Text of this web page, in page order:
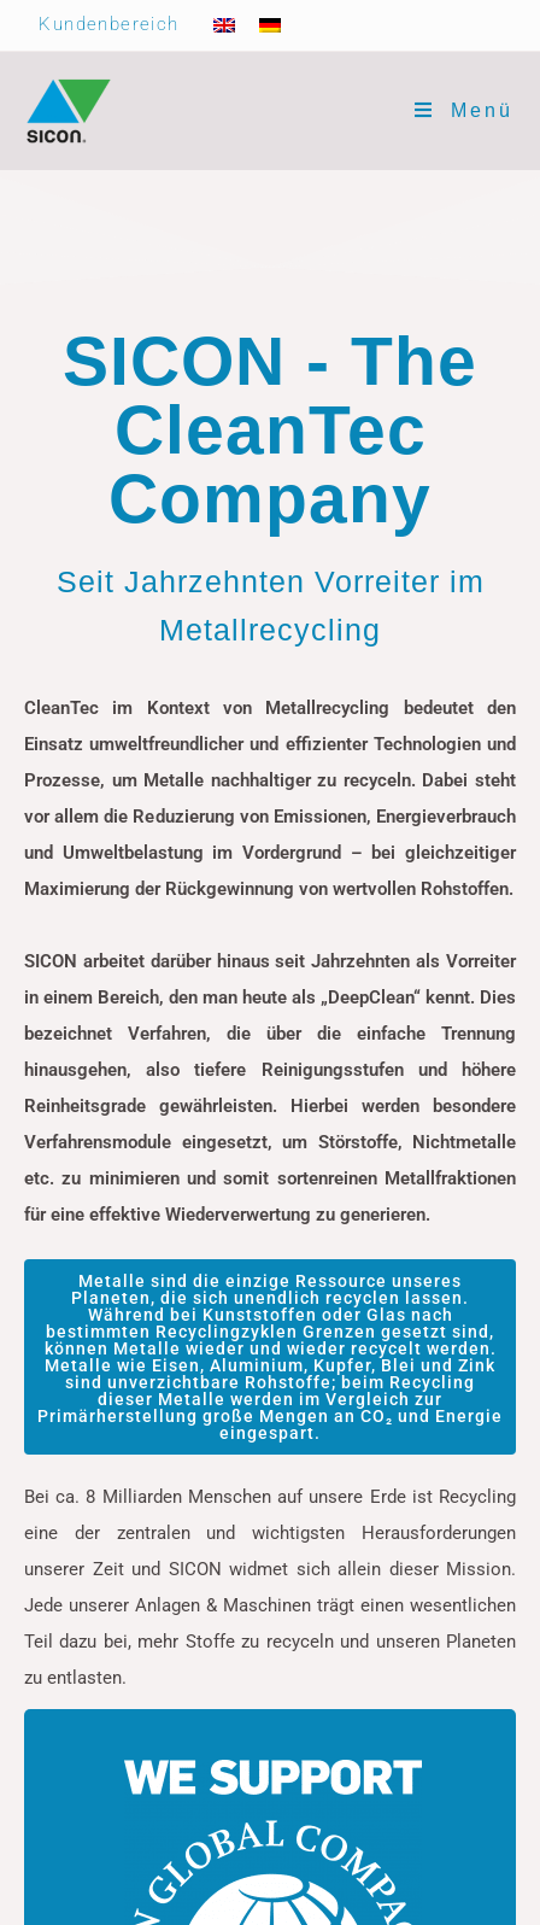
Kundenbereich
Menü
SICON - The
CleanTec
Company
Seit Jahrzehnten Vorreiter im
Metallrecycling
CleanTec im Kontext von Metallrecycling bedeutet den
Einsatz umweltfreundlicher und effizienter Technologien und
Prozesse, um Metalle nachhaltiger zu recyceln. Dabei steht
vor allem die Reduzierung von Emissionen, Energieverbrauch
und Umweltbelastung im Vordergrund – bei gleichzeitiger
Maximierung der Rückgewinnung von wertvollen Rohstoffen.
SICON arbeitet darüber hinaus seit Jahrzehnten als Vorreiter
in einem Bereich, den man heute als „DeepClean“ kennt. Dies
bezeichnet Verfahren, die über die einfache Trennung
hinausgehen, also tiefere Reinigungsstufen und höhere
Reinheitsgrade gewährleisten. Hierbei werden besondere
Verfahrensmodule eingesetzt, um Störstoffe, Nichtmetalle
etc. zu minimieren und somit sortenreinen Metallfraktionen
für eine effektive Wiederverwertung zu generieren.
Metalle sind die einzige Ressource unseres
Planeten, die sich unendlich recyclen lassen.
Während bei Kunststoffen oder Glas nach
bestimmten Recyclingzyklen Grenzen gesetzt sind,
können Metalle wieder und wieder recycelt werden.
Metalle wie Eisen, Aluminium, Kupfer, Blei und Zink
sind unverzichtbare Rohstoffe; beim Recycling
dieser Metalle werden im Vergleich zur
Primärherstellung große Mengen an CO₂ und Energie
eingespart.
Bei ca. 8 Milliarden Menschen auf unsere Erde ist Recycling
eine der zentralen und wichtigsten Herausforderungen
unserer Zeit und SICON widmet sich allein dieser Mission.
Jede unserer Anlagen & Maschinen trägt einen wesentlichen
Teil dazu bei, mehr Stoffe zu recyceln und unseren Planeten
zu entlasten.